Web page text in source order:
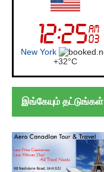
London
+21°C
இங்கேயும் தட்டுங்கள்